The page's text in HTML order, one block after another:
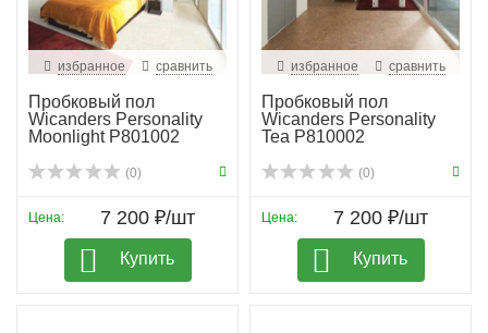
избранное сравнить
Пробковый пол
Wicanders Personality
Moonlight P801002
(0)
Цена: 7 200 ₽/шт
Купить
избранное сравнить
Пробковый пол
Wicanders Personality
Tea P810002
(0)
Цена: 7 200 ₽/шт
Купить